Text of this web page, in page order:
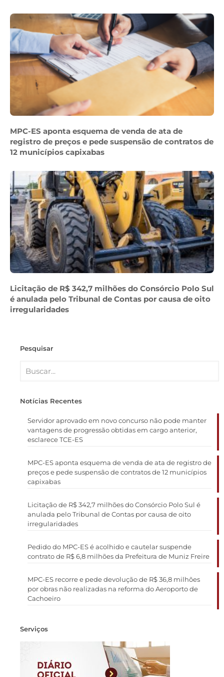
MPC-ES aponta esquema de venda de ata de
registro de preços e pede suspensão de contratos de
12 municípios capixabas
Licitação de R$ 342,7 milhões do Consórcio Polo Sul
é anulada pelo Tribunal de Contas por causa de oito
irregularidades
Pesquisar
Notícias Recentes
Servidor aprovado em novo concurso não pode manter
vantagens de progressão obtidas em cargo anterior,
esclarece TCE-ES
MPC-ES aponta esquema de venda de ata de registro de
preços e pede suspensão de contratos de 12 municípios
capixabas
Licitação de R$ 342,7 milhões do Consórcio Polo Sul é
anulada pelo Tribunal de Contas por causa de oito
irregularidades
Pedido do MPC-ES é acolhido e cautelar suspende
contrato de R$ 6,8 milhões da Prefeitura de Muniz Freire
MPC-ES recorre e pede devolução de R$ 36,8 milhões
por obras não realizadas na reforma do Aeroporto de
Cachoeiro
Serviços